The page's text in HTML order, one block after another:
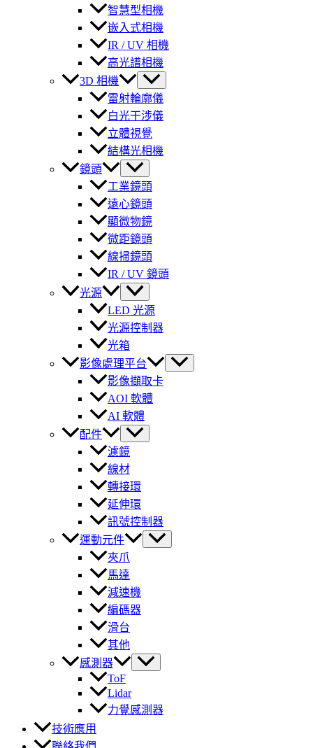
智慧型相機
嵌入式相機
IR / UV 相機
高光譜相機
3D 相機
雷射輪廓儀
白光干涉儀
立體視覺
結構光相機
鏡頭
工業鏡頭
遠心鏡頭
顯微物鏡
微距鏡頭
線掃鏡頭
IR / UV 鏡頭
光源
LED 光源
光源控制器
光箱
影像處理平台
影像擷取卡
AOI 軟體
AI 軟體
配件
濾鏡
線材
轉接環
延伸環
訊號控制器
運動元件
夾爪
馬達
減速機
編碼器
滑台
其他
感測器
ToF
Lidar
力覺感測器
技術應用